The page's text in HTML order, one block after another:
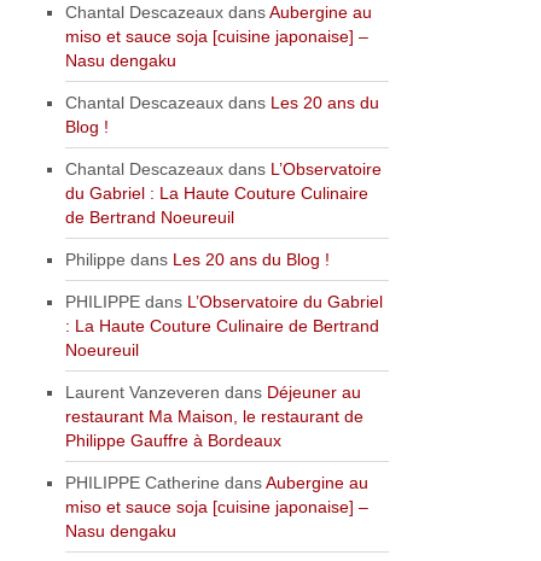
Chantal Descazeaux dansAubergine au
miso et sauce soja [cuisine japonaise] –
Nasu dengaku
Chantal Descazeaux dans Les 20 ans du
Blog !
Chantal Descazeaux dans L’Observatoire
du Gabriel : La Haute Couture Culinaire
de Bertrand Noeureuil
Philippe dans Les 20 ans du Blog !
PHILIPPE dans L’Observatoire du Gabriel
: La Haute Couture Culinaire de Bertrand
Noeureuil
Laurent Vanzeveren dans Déjeuner au
restaurant Ma Maison, le restaurant de
Philippe Gauffre à Bordeaux
PHILIPPE Catherine dansAubergine au
miso et sauce soja [cuisine japonaise] –
Nasu dengaku